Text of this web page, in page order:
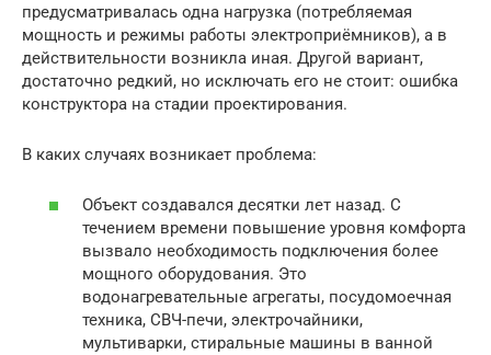
предусматривалась одна нагрузка (потребляемая
мощность и режимы работы электроприёмников), а в
действительности возникла иная. Другой вариант,
достаточно редкий, но исключать его не стоит: ошибка
конструктора на стадии проектирования.
В каких случаях возникает проблема:
Объект создавался десятки лет назад. С
течением времени повышение уровня комфорта
вызвало необходимость подключения более
мощного оборудования. Это
водонагревательные агрегаты, посудомоечная
техника, СВЧ-печи, электрочайники,
мультиварки, стиральные машины в ванной